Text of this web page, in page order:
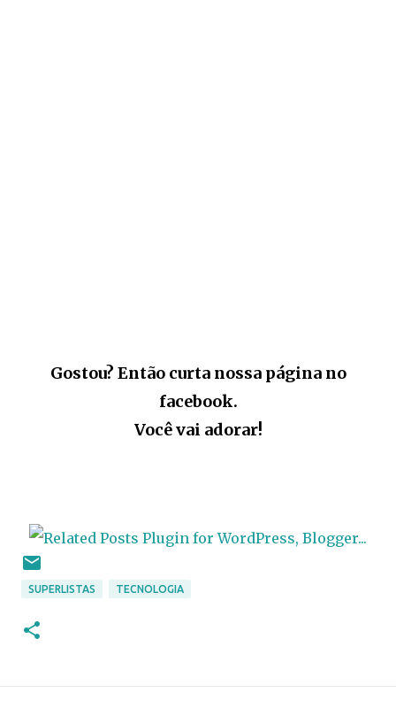
Gostou? Então curta nossa página no
facebook.
Você vai adorar!
SUPERLISTAS TECNOLOGIA